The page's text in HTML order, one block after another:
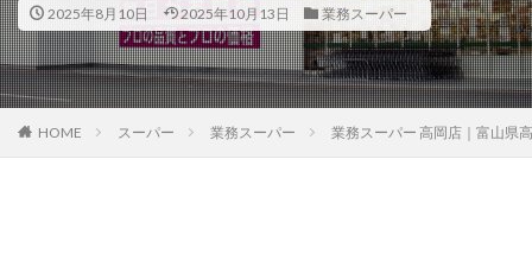
2025年8月10日 2025年10月13日 業務スーパー
HOME スーパー 業務スーパー 業務スーパー 高岡店｜富山県
岐阜県
静岡県 愛知県 三重県
滋賀県
京都府
大阪府 兵庫県 奈良県
和歌山県
鳥取県
島根県 岡山県 広島県
山口県
徳島県
香川県 愛媛県 高知県
福岡県
佐賀県
長崎県 熊本県 大分県
宮崎県